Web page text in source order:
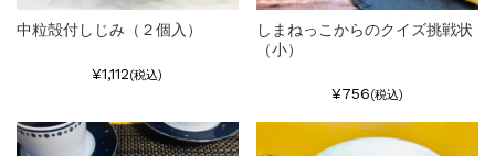
中粒殻付しじみ（２個入）
¥1,112(税込)
しまねっこからのクイズ挑戦状
（小）
¥756(税込)